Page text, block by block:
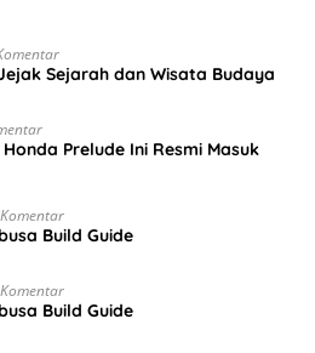
Sejarah dan Wisata Budaya
Prelude Ini Resmi Masuk
Build Guide
Build Guide